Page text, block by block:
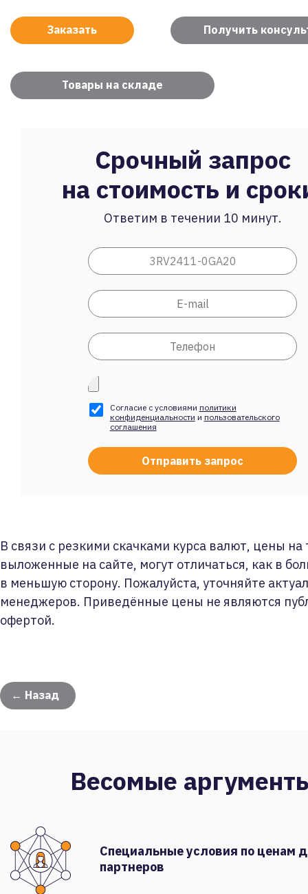
Заказать Получить
Товары на складе
Срочный запрос
на стоимость и
Ответим в течении 10 минут.
Согласие с условиями политики
конфиденциальности и пользовательского
соглашения
В связи с резкими скачками курса валют, цены на
выложенные на сайте, могут отличаться, как в
в меньшую сторону. Пожалуйста, уточняйте
менеджеров. Приведённые цены не являются
офертой.
← Назад
Весомые
Специальные условия по ценам
партнеров